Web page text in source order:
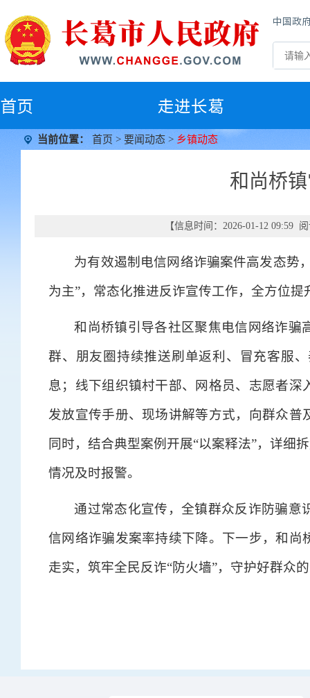
中国政
首页 走进长葛
当前位置： 首页 > 要闻动态 > 乡镇动态
和尚桥
【信息时间：2026-01-12 09:59
为有效遏制电信网络诈骗案件高发态势
为主”，常态化推进反诈宣传工作，全方位
和尚桥镇引导各社区聚焦电信网络诈骗
群、朋友圈持续推送刷单返利、冒充客服
息；线下组织镇村干部、网格员、志愿者
发放宣传手册、现场讲解等方式，向群众
同时，结合典型案例开展“以案释法”，详细
情况及时报警。
通过常态化宣传，全镇群众反诈防骗意
信网络诈骗发案率持续下降。下一步，和
走实，筑牢全民反诈“防火墙”，守护好群众